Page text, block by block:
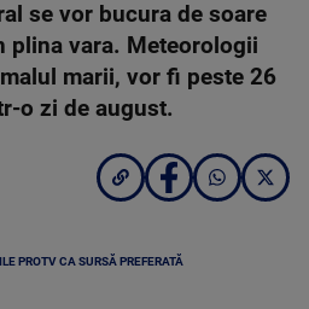
se vor bucura de soare
plina vara. Meteorologii
marii, vor fi peste 26
o zi de august.
PROTV CA SURSĂ PREFERATĂ